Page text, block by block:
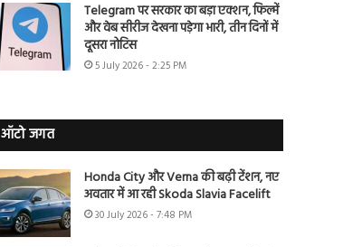
Telegram पर सरकार का बड़ा एक्शन, फिल्में
और वेब सीरीज देखना पड़ेगा भारी, तीन दिनों में
दूसरा नोटिस
5 July 2026 - 2:25 PM
ऑटो जगत
Honda City और Verna की बढ़ी टेंशन, नए
अवतार में आ रही Skoda Slavia Facelift
30 July 2026 - 7:48 PM